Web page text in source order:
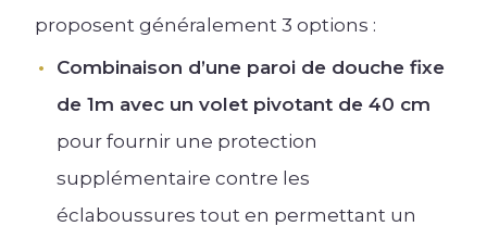
proposent généralement 3 options :
Combinaison d’une paroi de douche fixe
de 1m avec un volet pivotant de 40 cm
pour fournir une protection
supplémentaire contre les
éclaboussures tout en permettant un